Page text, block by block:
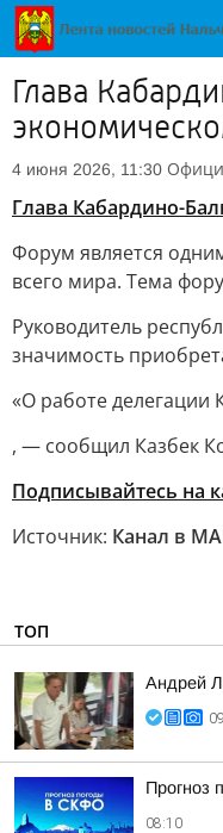
Глава
4 июня 2026, 11:30
Глава Кабардино-
Форум является
всего мира. Тема
Руководитель
значимость
«О работе делегации
, — сообщил Казбек
Подписывайтесь на
Источник: Канал в
ТОП
Андрей
Прогноз
08:10